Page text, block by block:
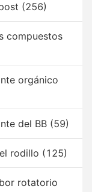
(256)
compuestos
orgánico
del BB (59)
rodillo (125)
rotatorio